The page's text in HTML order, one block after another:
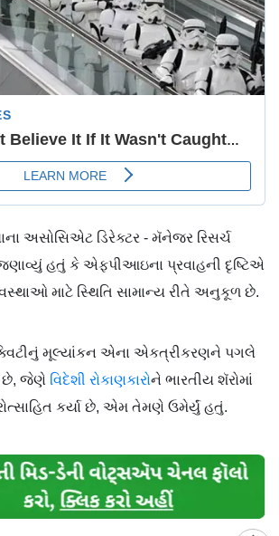
અસોસિએટ ડિરેક્ટર - મૅનેજર રિસર્ચ
જણાવ્યું હતું કે એફપીઆઇના પ્રવાહની દૃષ્ટિએ
માટે સ્થિતિ સામાન્ય રીતે અનુકૂળ છે.
મૂલ્યાંકન એના એકત્રીકરણને પગલે
છે, જેણે વિદેશી રોકાણકારોને ભારતીય શૅરોમાં
કર્યા છે, એમ તેમણે ઉમેર્યું હતું.